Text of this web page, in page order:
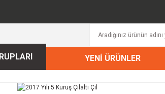
YENİ ÜRÜNLER